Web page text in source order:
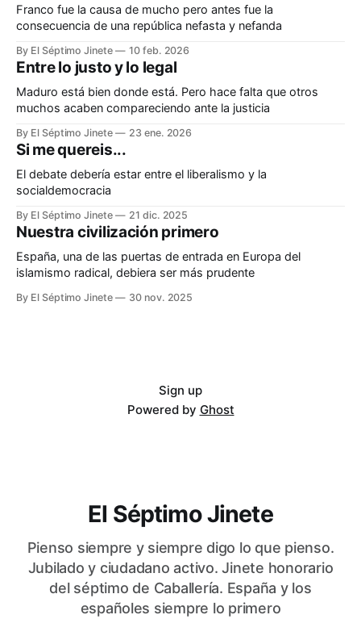
Franco fue la causa de mucho pero antes fue la
consecuencia de una república nefasta y nefanda
By El Séptimo Jinete 10 feb. 2026
Entre lo justo y lo legal
Maduro está bien donde está. Pero hace falta que otros
muchos acaben compareciendo ante la justicia
By El Séptimo Jinete 23 ene. 2026
Si me quereis...
El debate debería estar entre el liberalismo y la
socialdemocracia
By El Séptimo Jinete 21 dic. 2025
Nuestra civilización primero
España, una de las puertas de entrada en Europa del
islamismo radical, debiera ser más prudente
By El Séptimo Jinete 30 nov. 2025
Sign up
Powered by Ghost
El Séptimo Jinete
Pienso siempre y siempre digo lo que pienso.
Jubilado y ciudadano activo. Jinete honorario
del séptimo de Caballería. España y los
españoles siempre lo primero